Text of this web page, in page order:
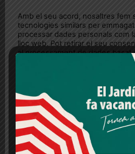
Amb el seu acord, nosaltres fem
tecnologies similars per
processar dades personals com
lloc web. Pot retirar el seu
al processament de dades basat
legítims en qualsevol moment
cookies" o a la nostra Política de
lloc web. Si cliques "acceptar"
Més informació Acceptar
Quan l’usuari crea un compte al
seu consentiment explícit per